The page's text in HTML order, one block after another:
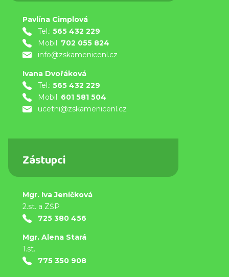
Pavlína Cimplová
Tel.: 565 432 229
Mobil: 702 055 824
info@zskamenicenl.cz
Ivana Dvořáková
Tel.: 565 432 229
Mobil: 601 581 504
ucetni@zskamenicenl.cz
Zástupci
Mgr. Iva Jeníčková
2.st. a ZŠP
725 380 456
Mgr. Alena Stará
1.st.
775 350 908